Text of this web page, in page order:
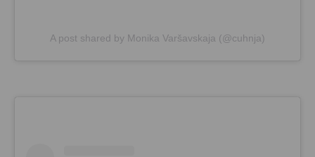
A post shared by Monika Varšavskaja (@cuhnja)